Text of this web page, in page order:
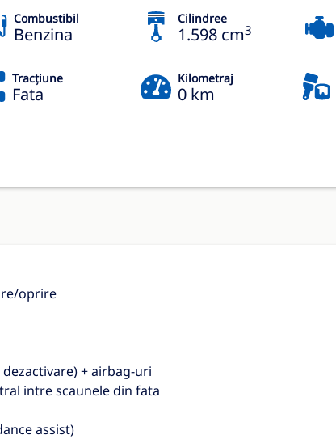
Combustibil
Benzina
Cilindree
1.598 cm3
Tracțiune
Fata
Kilometraj
0 km
oprire
+ airbag-uri
intre scaunele din fata
assist)